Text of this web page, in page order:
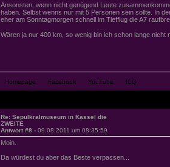
Ansonsten, wenn nicht genügend Leute
haben. Selbst wenns nur mit 5 Personen sein sollte. In
eher am Sonntagmorgen schnell im Tiefflug die A7
Wären ja nur 400 km, so wenig bin ich schon lange nicht
Re: Sepulkralmuseum in Kassel die
ZWEITE
Antwort #8 - 09.08.2011 um 08:35:59
Moin.
Da würdest du aber das Beste verpassen...